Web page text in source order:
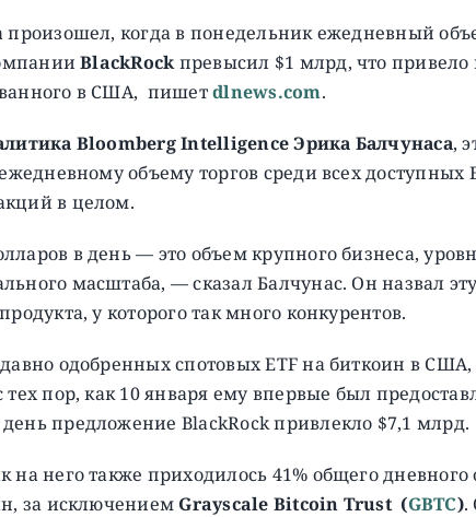
произошел, когда в понедельник ежедневный
BlackRockпревысил $1 млрд, что привело
в США, пишетdlnews.com.
Bloomberg Intelligence Эрика Балчунаса,
объему торгов среди всех доступных
в целом.
в день — это объем крупного бизнеса,
масштаба, — сказал Балчунас. Он назвал
у которого так много конкурентов.
одобренных спотовых ETF на биткоин в
пор, как 10 января ему впервые был
предложение BlackRock привлекло $7,1 млрд.
на него также приходилось 41% общего
за исключением Grayscale Bitcoin Trust (GBTC).